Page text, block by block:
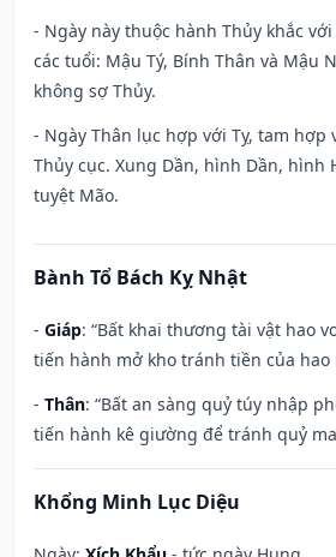
- Ngày này thuộc hành Thủy khắc
các tuổi: Mậu Tý, Bính Thân và Mậu
không sợ Thủy.
- Ngày Thân lục hợp với Tỵ, tam hợp
Thủy cục. Xung Dần, hình Dần, hình
tuyệt Mão.
Bành Tổ Bách Kỵ Nhật
- Giáp: “Bất khai thương tài vật hao
tiến hành mở kho tránh tiền của hao
- Thân: “Bất an sàng quỷ túy nhập
tiến hành kê giường để tránh quỷ
Khổng Minh Lục Diệu